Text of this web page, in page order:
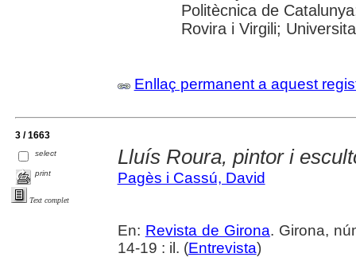
Politècnica de
Rovira i Virgili;
Enllaç permanent a aquest
3 / 1663
select
print
Text complet
Lluís Roura, pintor i
Pagès i Cassú, David
En: Revista de Girona. Girona,
14-19 : il. (Entrevista)